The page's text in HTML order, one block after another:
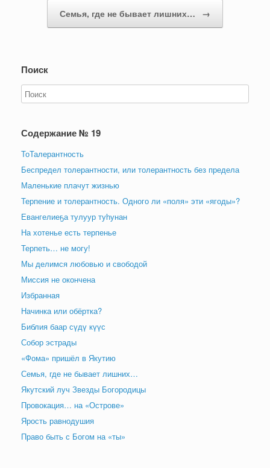
Семья, где не бывает лишних… →
Поиск
Содержание № 19
ТоТалерантность
Беспредел толерантности, или толерантность без предела
Маленькие плачут жизнью
Терпение и толерантность. Одного ли «поля» эти «ягоды»?
Евангелиеҕа тулуур туһунан
На хотенье есть терпенье
Терпеть… не могу!
Мы делимся любовью и свободой
Миссия не окончена
Избранная
Начинка или обёртка?
Библия баар сүдү күүс
Собор эстрады
«Фома» пришёл в Якутию
Семья, где не бывает лишних…
Якутский луч Звезды Богородицы
Провокация… на «Острове»
Ярость равнодушия
Право быть с Богом на «ты»